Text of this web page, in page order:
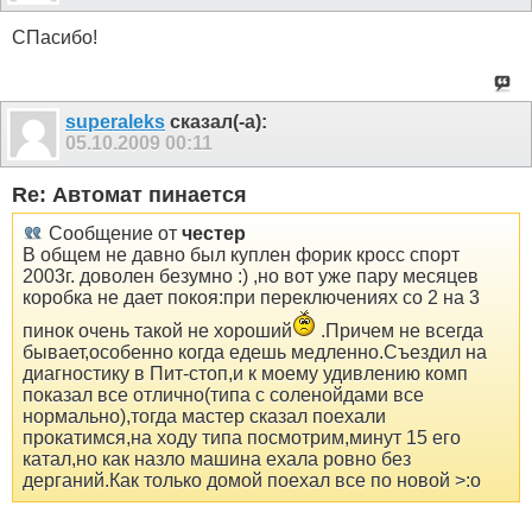
СПасибо!
superaleks сказал(-а):
05.10.2009 00:11
Re: Автомат пинается
Сообщение от честер
В общем не давно был куплен форик кросс спорт
2003г. доволен безумно :) ,но вот уже пару месяцев
коробка не дает покоя:при переключениях со 2 на 3
пинок очень такой не хороший
.Причем не всегда
бывает,особенно когда едешь медленно.Съездил на
диагностику в Пит-стоп,и к моему удивлению комп
показал все отлично(типа с соленойдами все
нормально),тогда мастер сказал поехали
прокатимся,на ходу типа посмотрим,минут 15 его
катал,но как назло машина ехала ровно без
дерганий.Как только домой поехал все по новой >:o